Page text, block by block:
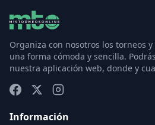
Organiza con nosotros los torneos
una forma cómoda y sencilla.
nuestra aplicación web, donde y
Información